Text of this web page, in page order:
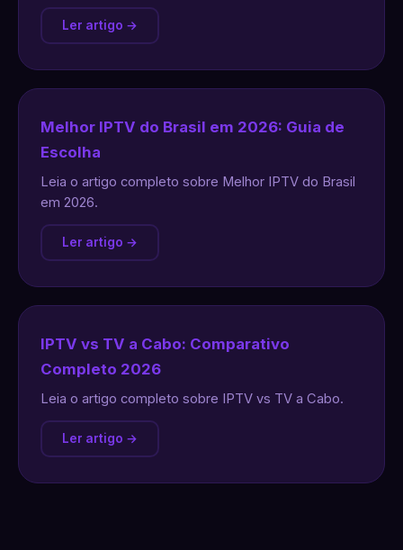
Ler artigo →
Melhor IPTV do Brasil em 2026: Guia de
Escolha
Leia o artigo completo sobre Melhor IPTV do Brasil
em 2026.
Ler artigo →
IPTV vs TV a Cabo: Comparativo
Completo 2026
Leia o artigo completo sobre IPTV vs TV a Cabo.
Ler artigo →